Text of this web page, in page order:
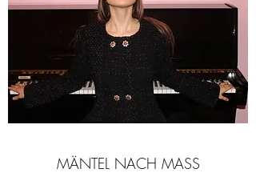
MÄNTEL NACH MASS